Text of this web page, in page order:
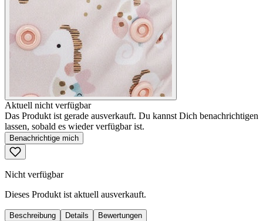
Aktuell nicht verfügbar
Das Produkt ist gerade ausverkauft. Du kannst Dich benachrichtigen
lassen, sobald es wieder verfügbar ist.
Benachrichtige mich
Nicht verfügbar
Dieses Produkt ist aktuell ausverkauft.
Beschreibung Details Bewertungen